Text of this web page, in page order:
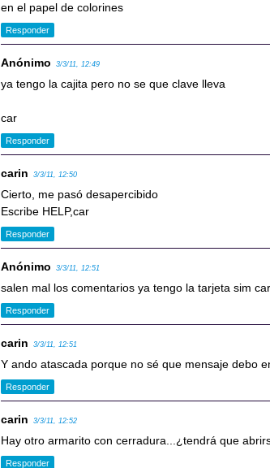
en el papel de colorines
Responder
Anónimo 3/3/11, 12:49
ya tengo la cajita pero no se que clave lleva
car
Responder
carin 3/3/11, 12:50
Cierto, me pasó desapercibido
Escribe HELP,car
Responder
Anónimo 3/3/11, 12:51
salen mal los comentarios ya tengo la tarjeta sim car
Responder
carin 3/3/11, 12:51
Y ando atascada porque no sé que mensaje debo
Responder
carin 3/3/11, 12:52
Hay otro armarito con cerradura...¿tendrá que
Responder